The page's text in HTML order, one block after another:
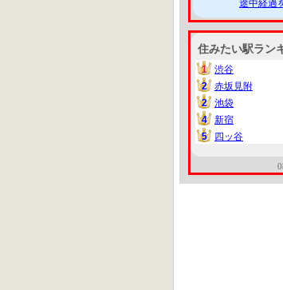
途中経過
住みたい駅ラン
1
1
渋谷
2
2
赤坂見附
2
2
池袋
4
4
新宿
5
5 四ッ谷